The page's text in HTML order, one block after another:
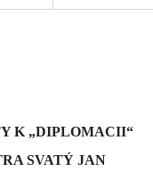
K „DIPLOMACII“
SVATÝ JAN